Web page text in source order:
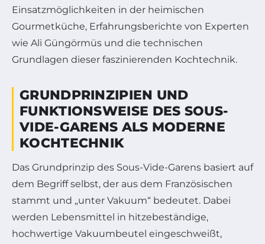
Einsatzmöglichkeiten in der heimischen
Gourmetküche, Erfahrungsberichte von Experten
wie Ali Güngörmüs und die technischen
Grundlagen dieser faszinierenden Kochtechnik.
GRUNDPRINZIPIEN UND
FUNKTIONSWEISE DES SOUS-
VIDE-GARENS ALS MODERNE
KOCHTECHNIK
Das Grundprinzip des Sous-Vide-Garens basiert auf
dem Begriff selbst, der aus dem Französischen
stammt und „unter Vakuum“ bedeutet. Dabei
werden Lebensmittel in hitzebeständige,
hochwertige Vakuumbeutel eingeschweißt,